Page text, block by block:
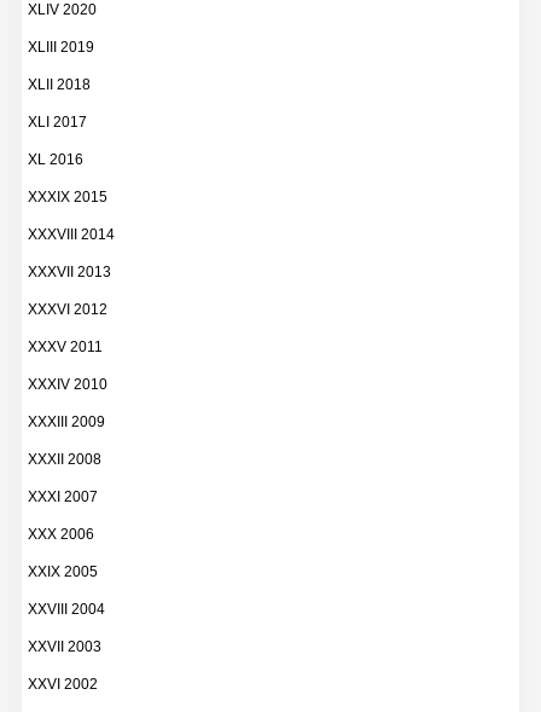
XLIV 2020
XLIII 2019
XLII 2018
XLI 2017
XL 2016
XXXIX 2015
XXXVIII 2014
XXXVII 2013
XXXVI 2012
XXXV 2011
XXXIV 2010
XXXIII 2009
XXXII 2008
XXXI 2007
XXX 2006
XXIX 2005
XXVIII 2004
XXVII 2003
XXVI 2002